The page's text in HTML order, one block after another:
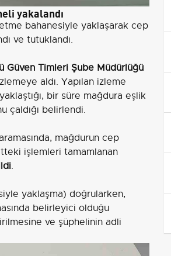
yakalandı
bahanesiyle yaklaşarak cep
ve tutuklandı.
Güven Timleri Şube Müdürlüğü
aldı. Yapılan izleme
bir süre mağdura eşlik
çaldığı belirlendi.
mağdurun cep
işlemleri tamamlanan
.
yaklaşma) doğrularken,
belirleyici olduğu
ve şüphelinin adli